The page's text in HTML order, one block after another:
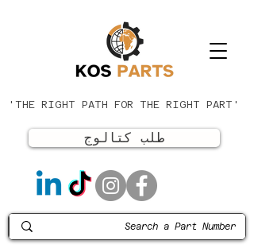
'THE RIGHT PATH FOR THE RIGHT PART'
طلب كتالوج